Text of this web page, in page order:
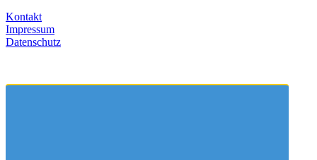
Kontakt
Impressum
Datenschutz